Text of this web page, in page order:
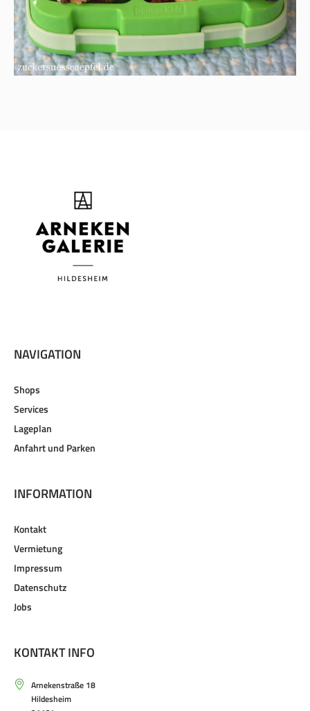
NAVIGATION
Shops
Services
Lageplan
Anfahrt und Parken
INFORMATION
Kontakt
Vermietung
Impressum
Datenschutz
Jobs
KONTAKT INFO
Arnekenstraße 18
Hildesheim